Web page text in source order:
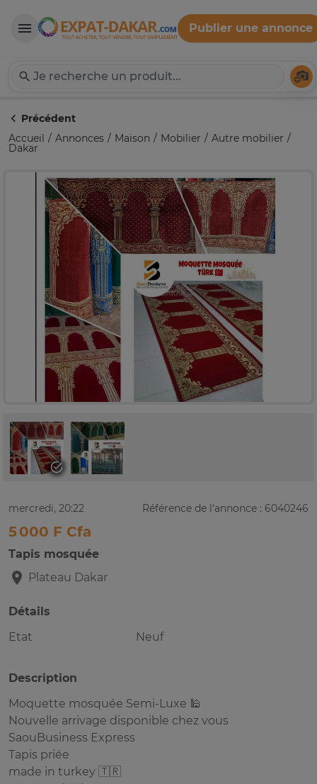
Expat-Dakar
Publier une annonce
Précédent
Accueil
Annonces Maison Mobilier Autre mobilier
Dakar
mercredi, 20:22 Référence de l'annonce : 6040246
5 000 F Cfa
Tapis mosquée
Plateau Dakar
Détails
Etat
Neuf
Description
Moquette mosquée Semi-Luxe 🕌
Nouvelle arrivage disponible chez vous
SaouBusiness Express
Tapis priée
made in turkey 🇹🇷